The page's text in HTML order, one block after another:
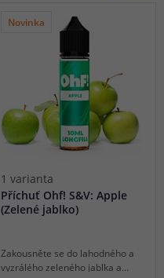
Novinka
1 varianta
Příchuť Ohf! S&V: Apple
(Zelené jablko)
Zakousněte se do lahodného a
vyzrálého zeleného jablka a